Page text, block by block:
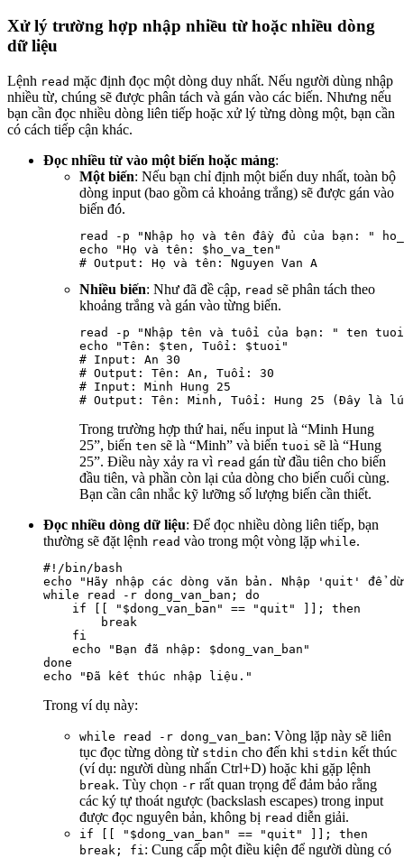
Xử lý trường hợp nhập nhiều từ hoặc nhiều dòng
dữ liệu
Lệnh read mặc định đọc một dòng duy nhất. Nếu người dùng nhập
nhiều từ, chúng sẽ được phân tách và gán vào các biến. Nhưng nếu
bạn cần đọc nhiều dòng liên tiếp hoặc xử lý từng dòng một, bạn cần
có cách tiếp cận khác.
Đọc nhiều từ vào một biến hoặc mảng:
Một biến: Nếu bạn chỉ định một biến duy nhất, toàn bộ
dòng input (bao gồm cả khoảng trắng) sẽ được gán vào
biến đó.
read -p "Nhập họ và tên đầy đủ của bạn: "
echo "Họ và tên: $ho_va_ten"
Nhiều biến: Như đã đề cập, read sẽ phân tách theo
khoảng trắng và gán vào từng biến.
read -p "Nhập tên và tuổi của bạn: " ten tuoi
echo "Tên: $ten, Tuổi: $tuoi"
# Input: An 30
# Output: Tên: An, Tuổi: 30
# Input: Minh Hung 25
Trong trường hợp thứ hai, nếu input là “Minh Hung
25”, biến ten sẽ là “Minh” và biến tuoi sẽ là “Hung
25”. Điều này xảy ra vì read gán từ đầu tiên cho biến
đầu tiên, và phần còn lại của dòng cho biến cuối cùng.
Bạn cần cân nhắc kỹ lưỡng số lượng biến cần thiết.
Đọc nhiều dòng dữ liệu: Để đọc nhiều dòng liên tiếp, bạn
thường sẽ đặt lệnh read vào trong một vòng lặp while.
#!/bin/bash
echo "Hãy nhập các dòng văn bản. Nhập 'quit' để
while read -r dong_van_ban; do
    if [[ "$dong_van_ban" == "quit" ]]; then
        break
    fi
    echo "Bạn đã nhập: $dong_van_ban"
done
Trong ví dụ này:
while read -r dong_van_ban: Vòng lặp này sẽ liên
tục đọc từng dòng từ stdin cho đến khi stdin kết thúc
(ví dụ: người dùng nhấn Ctrl+D) hoặc khi gặp lệnh
break. Tùy chọn -r rất quan trọng để đảm bảo rằng
các ký tự thoát ngược (backslash escapes) trong input
được đọc nguyên bản, không bị read diễn giải.
if [[ "$dong_van_ban" == "quit" ]]; then
break; fi: Cung cấp một điều kiện để người dùng có